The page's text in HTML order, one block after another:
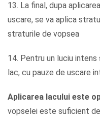
13. La final, dupa
uscare, se va aplica
straturile de vopsea
14. Pentru un luciu
lac, cu pauze de uscare
Aplicarea lacului este
vopselei este suficient